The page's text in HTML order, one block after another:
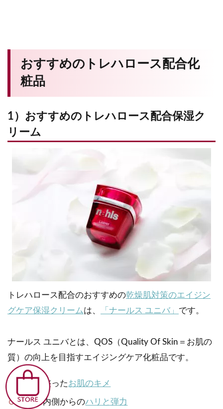
おすすめのトレハロース配合化
粧品
1）おすすめのトレハロース配合保湿ク
リーム
トレハロース配合のおすすめの乾燥肌対策のエイジン
グケア保湿クリームは、 「ナールス ユニバ」 です。
ナールス ユニバとは、QOS（Quality Of Skin＝お肌の
質）の向上を目指すエイジングケア化粧品です。
細かく整ったお肌のキメ
お肌の内側からのハリと弾力